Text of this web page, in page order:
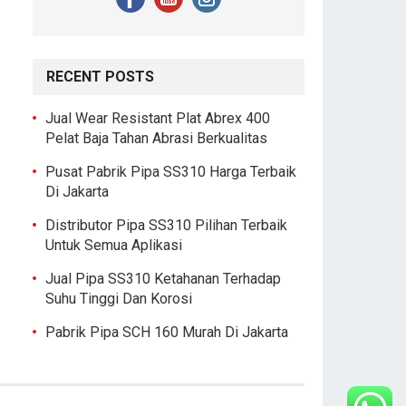
RECENT POSTS
Jual Wear Resistant Plat Abrex 400
Pelat Baja Tahan Abrasi Berkualitas
Pusat Pabrik Pipa SS310 Harga Terbaik
Di Jakarta
Distributor Pipa SS310 Pilihan Terbaik
Untuk Semua Aplikasi
Jual Pipa SS310 Ketahanan Terhadap
Suhu Tinggi Dan Korosi
Pabrik Pipa SCH 160 Murah Di Jakarta